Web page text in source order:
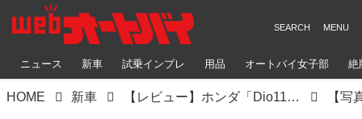
ニュース 新車 試乗インプレ 用品 オートバイ女子部 絶
HOME 新車 【レビュー】ホンダ「Dio110 Lite」インプレ｜国内初試乗！ 使い勝手の良さはそのまま！ 手頃な価格が魅力の新原付